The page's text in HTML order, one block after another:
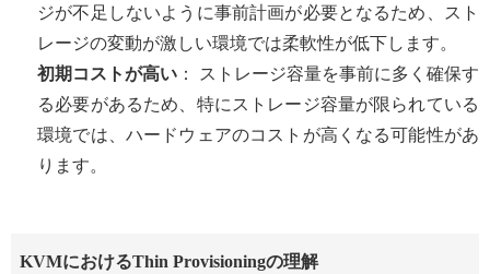
ジが不足しないように事前計画が必要となるため、スト
レージの変動が激しい環境では柔軟性が低下します。
初期コストが高い ： ストレージ容量を事前に多く確保す
る必要があるため、特にストレージ容量が限られている
環境では、ハードウェアのコストが高くなる可能性があ
ります。
KVMにおけるThin Provisioningの理解